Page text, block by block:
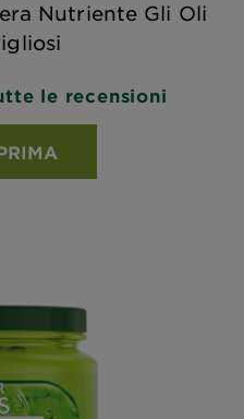
Nutriente Gli Oli
le recensioni